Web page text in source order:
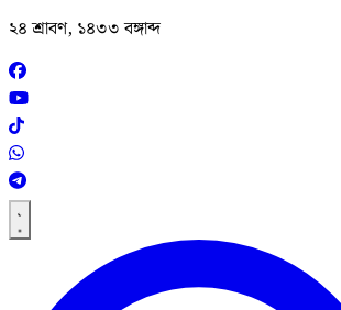
২৪ শ্রাবণ, ১৪৩৩ বঙ্গাব্দ